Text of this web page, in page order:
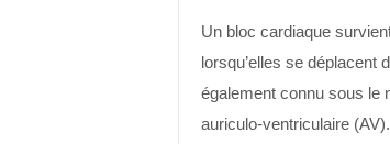
Un bloc cardiaque
lorsqu’elles se déplacent
également connu sous le
auriculo-ventriculaire